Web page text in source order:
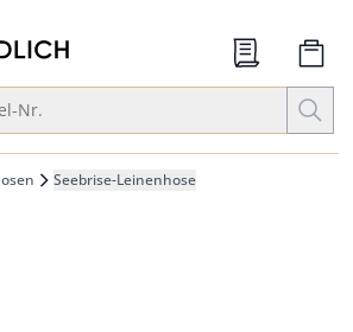
Startseite
Nr.
Seebrise-Leinenhose